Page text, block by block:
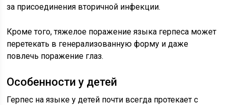
за присоединения вторичной инфекции.
Кроме того, тяжелое поражение языка герпеса может
перетекать в генерализованную форму и даже
повлечь поражение глаз.
Особенности у детей
Герпес на языке у детей почти всегда протекает с